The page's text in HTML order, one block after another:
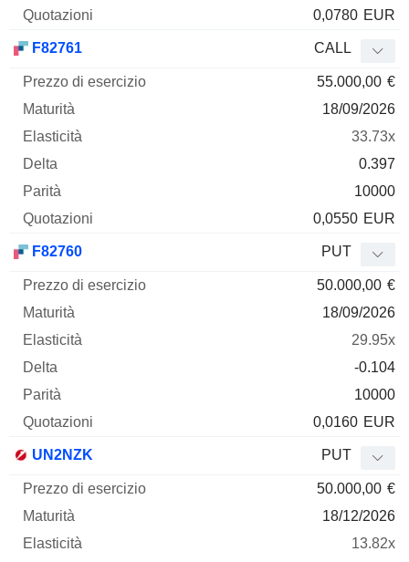
0,0780 EUR
F82761 CALL
55.000,00 €
18/09/2026
33.73x
0.397
10000
0,0550 EUR
F82760 PUT
50.000,00 €
18/09/2026
29.95x
-0.104
10000
0,0160 EUR
UN2NZK PUT
50.000,00 €
18/12/2026
13.82x